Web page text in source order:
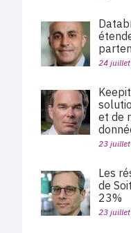
24
et de
23
Les
de
23%
23